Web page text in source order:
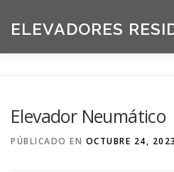
ELEVADORES
Elevador Neumático
PÚBLICADO EN OCTUBRE 24, 2023